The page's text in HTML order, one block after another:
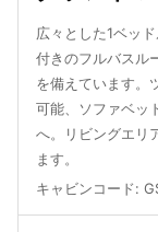
広々とした1ベッ
付きのフルバスル
を備えています。
可能、ソファベッ
へ。リビングエリ
ます。
キャビンコード: